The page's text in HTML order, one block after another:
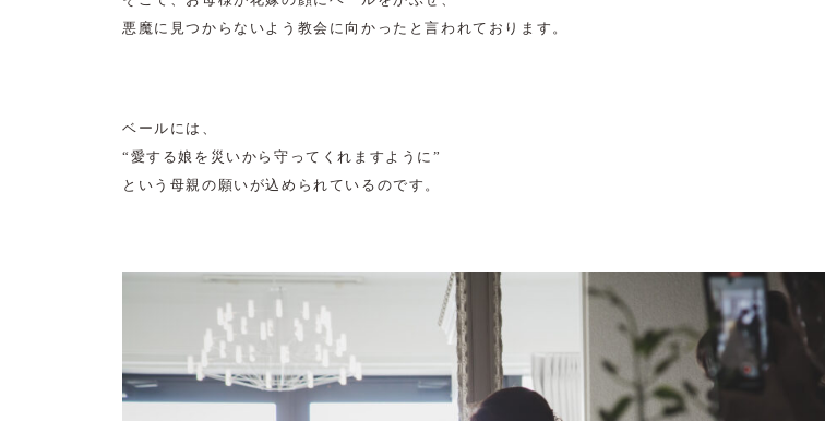
悪魔に見つからないよう教会に向かったと言われております。
ベールには、
“愛する娘を災いから守ってくれますように”
という母親の願いが込められているのです。